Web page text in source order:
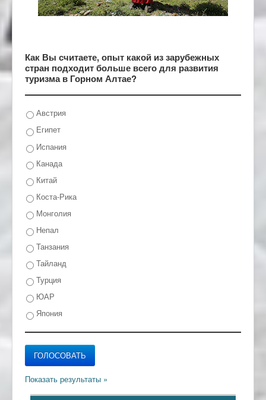
Как Вы считаете, опыт какой из зарубежных
стран подходит больше всего для развития
туризма в Горном Алтае?
Австрия
Египет
Испания
Канада
Китай
Коста-Рика
Монголия
Непал
Танзания
Тайланд
Турция
ЮАР
Япония